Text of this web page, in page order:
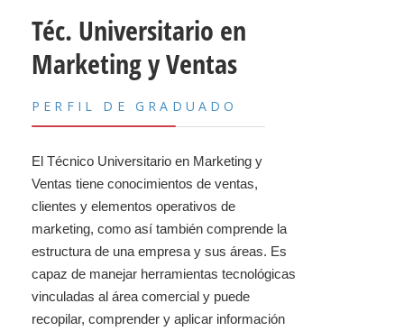
Téc. Universitario en
Marketing y Ventas
PERFIL DE GRADUADO
El Técnico Universitario en Marketing y
Ventas tiene conocimientos de ventas,
clientes y elementos operativos de
marketing, como así también comprende la
estructura de una empresa y sus áreas. Es
capaz de manejar herramientas tecnológicas
vinculadas al área comercial y puede
recopilar, comprender y aplicar información